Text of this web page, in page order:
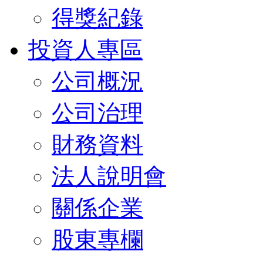
得獎紀錄
投資人專區
公司概況
公司治理
財務資料
法人說明會
關係企業
股東專欄